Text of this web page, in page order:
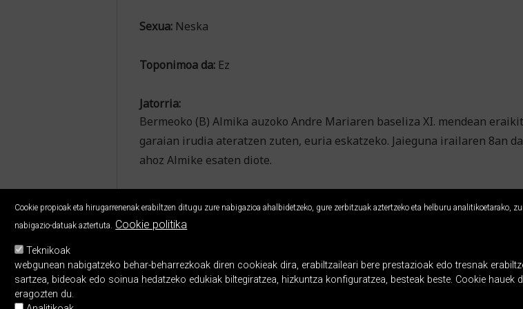
Sexua: Neska
Toponimoa da: Ez
Jatorria:
Bermeoko (B) Almika auzoko Andre Mariaren baseliza XI. mendean
garaian irudia ateratzen zuten, euria eskatzeko. Jaieguna irailaren 8an
ahoz Almike esaten diote.
Cookie propioak eta hirugarrenenak erabiltzen ditugu zure nabigazioa ahalbidetzeko, gure zerbitzuak aztertzeko eta helburu analitikoetarako,
nabigazio-datuak aztertuta.
Cookie politika
Teknikoak
webgunean nabigatzeko behar-beharrezkoak diren cookieak dira, erabiltzaileari bere prestazioak edo tresnak
sartzea, bideoak edo soinua hedatzeko edukiak biltegiratzea, hizkuntza konfiguratzea, besteak beste. Cookie
eragozten du.